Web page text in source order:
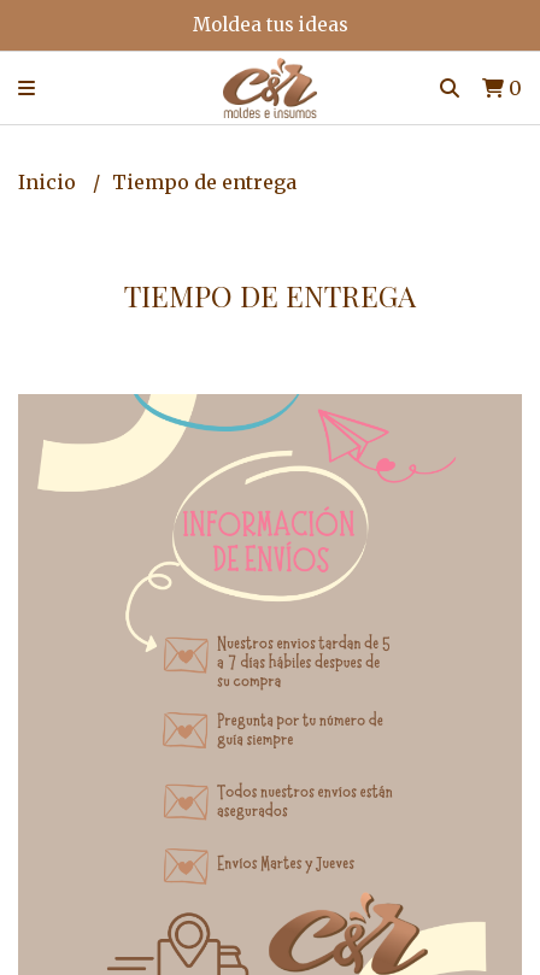
Moldea tus ideas
0
Inicio Tiempo de entrega
TIEMPO DE ENTREGA